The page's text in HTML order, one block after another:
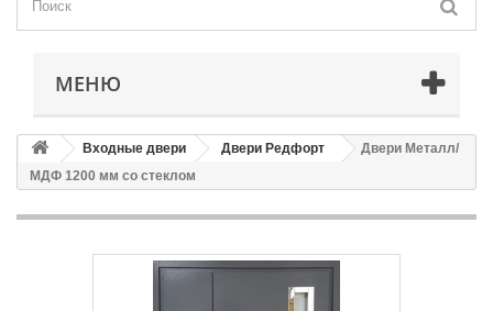
МЕНЮ
Входные двери Двери Редфорт
Двери Металл/
МДФ 1200 мм со стеклом